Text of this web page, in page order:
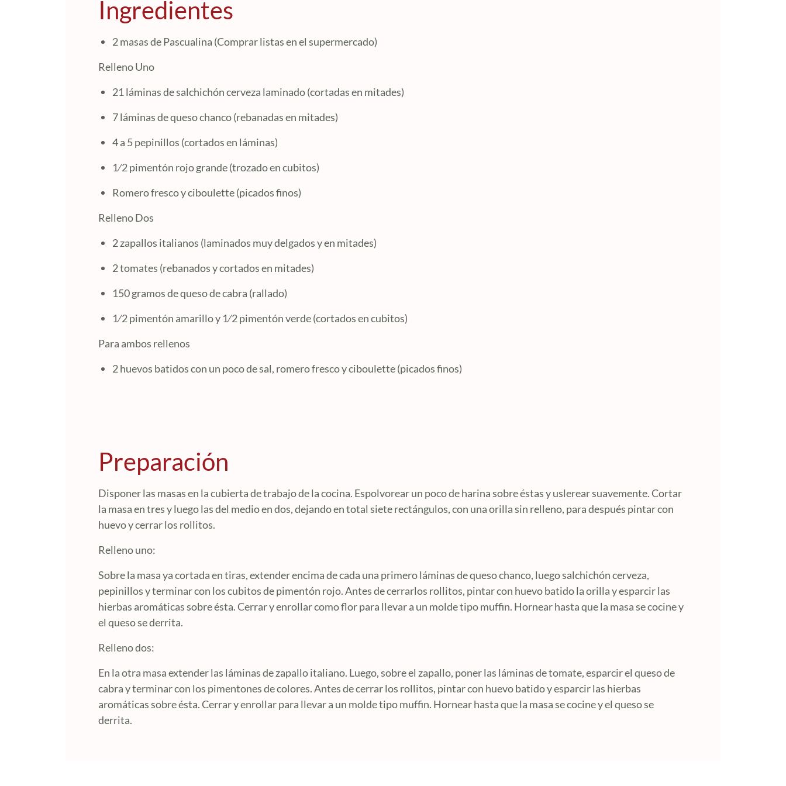
Ingredientes
2 masas de Pascualina (Comprar listas en el supermercado)
Relleno Uno
21 láminas de salchichón cerveza laminado (cortadas en mitades)
7 láminas de queso chanco (rebanadas en mitades)
4 a 5 pepinillos (cortados en láminas)
1⁄2 pimentón rojo grande (trozado en cubitos)
Romero fresco y ciboulette (picados finos)
Relleno Dos
2 zapallos italianos (laminados muy delgados y en mitades)
2 tomates (rebanados y cortados en mitades)
150 gramos de queso de cabra (rallado)
1⁄2 pimentón amarillo y 1⁄2 pimentón verde (cortados en cubitos)
Para ambos rellenos
2 huevos batidos con un poco de sal, romero fresco y ciboulette (picados finos)
Preparación
Disponer las masas en la cubierta de trabajo de la cocina. Espolvorear un poco de harina sobre éstas y uslerear suavemente. Cortar
la masa en tres y luego las del medio en dos, dejando en total siete rectángulos, con una orilla sin relleno, para después pintar con
huevo y cerrar los rollitos.
Relleno uno:
Sobre la masa ya cortada en tiras, extender encima de cada una primero láminas de queso chanco, luego salchichón cerveza,
pepinillos y terminar con los cubitos de pimentón rojo. Antes de cerrarlos rollitos, pintar con huevo batido la orilla y esparcir las
hierbas aromáticas sobre ésta. Cerrar y enrollar como flor para llevar a un molde tipo muffin. Hornear hasta que la masa se cocine y
el queso se derrita.
Relleno dos:
En la otra masa extender las láminas de zapallo italiano. Luego, sobre el zapallo, poner las láminas de tomate, esparcir el queso de
cabra y terminar con los pimentones de colores. Antes de cerrar los rollitos, pintar con huevo batido y esparcir las hierbas
aromáticas sobre ésta. Cerrar y enrollar para llevar a un molde tipo muffin. Hornear hasta que la masa se cocine y el queso se
derrita.